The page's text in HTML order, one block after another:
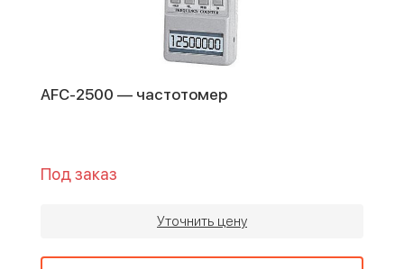
AFC-2500 — частотомер
Под заказ
Уточнить цену